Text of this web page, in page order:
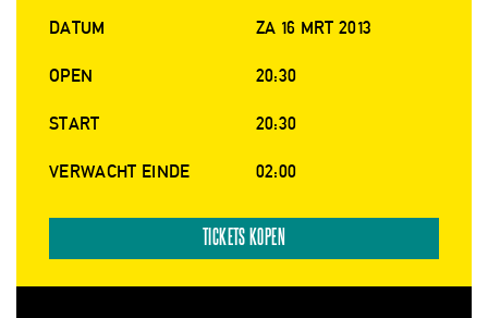
DATUM ZA 16 MRT 2013
OPEN 20:30
START 20:30
VERWACHT EINDE 02:00
TICKETS KOPEN